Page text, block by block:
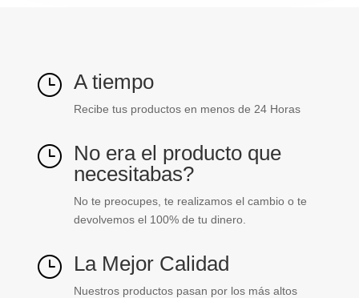
} A tiempo
Recibe tus productos en menos de 24 Horas
} No era el producto que
necesitabas?
No te preocupes, te realizamos el cambio o te
devolvemos el 100% de tu dinero.
} La Mejor Calidad
Nuestros productos pasan por los más altos